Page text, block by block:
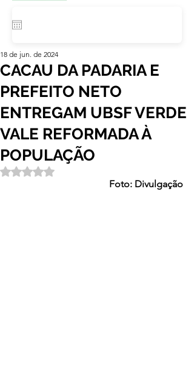
CACAU DA PADARIA E
PREFEITO NETO
ENTREGAM UBSF VERDE
VALE REFORMADA À
POPULAÇÃO
18 de jun. de 2024
Avaliado com NaN de 5 estrelas.
Foto: Divulgação